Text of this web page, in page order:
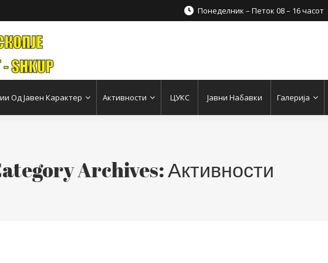
Понеделник – Петок 08 – 16 часот
Од Јавен Карактер Активности ЦУКС Јавни Набавки Галерија
Archives:Активности